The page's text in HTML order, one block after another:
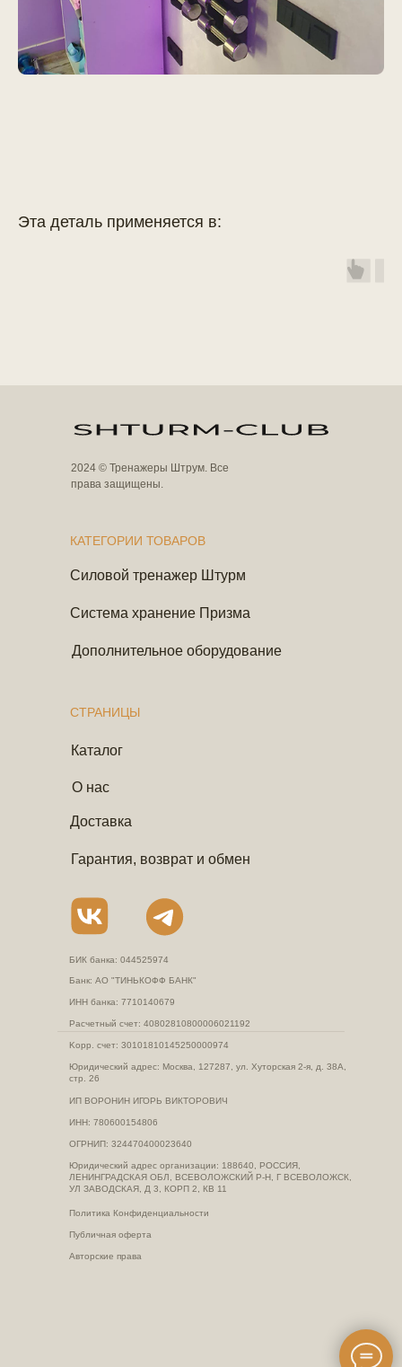
Эта деталь применяется в:
Публичная оферта
Политика Конфиденциальности
Авторские права
Расчетный счет: 40802810800006021192
2024 © Тренажеры Штрум. Все
права защищены.
Банк: АО "ТИНЬКОФФ БАНК"
БИК банка: 044525974
Kорр. счет: 30101810145250000974
ИНН банка: 7710140679
Юридический адрес: Москва, 127287, ул. Хуторская 2-я, д. 38А,
стр. 26
ОГРНИП: 324470400023640
ИНН: 780600154806
ИП ВОРОНИН ИГОРЬ ВИКТОРОВИЧ
Юридический адрес организации: 188640, РОССИЯ,
ЛЕНИНГРАДСКАЯ ОБЛ, ВСЕВОЛОЖСКИЙ Р-Н, Г ВСЕВОЛОЖСК,
УЛ ЗАВОДСКАЯ, Д 3, КОРП 2, КВ 11
СТРАНИЦЫ
Каталог
О нас
Доставка
Гарантия, возврат и обмен
КАТЕГОРИИ ТОВАРОВ
Силовой тренажер Штурм
Система хранение Призма
Дополнительное оборудование